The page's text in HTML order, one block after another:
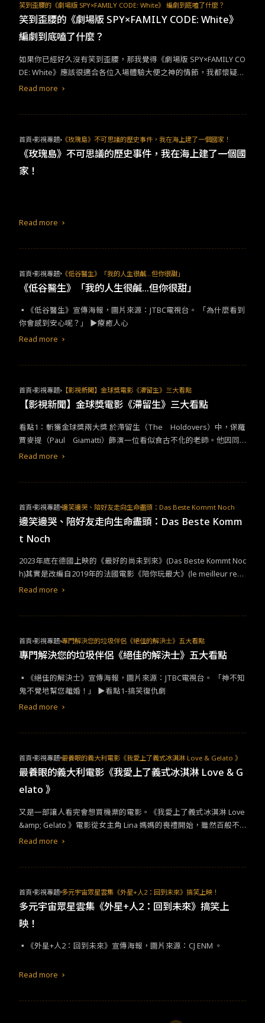
笑到歪腰的《劇場版 SPY×FAMILY CODE: White》 編劇到底嗑了什麼？
笑到歪腰的《劇場版 SPY×FAMILY CODE: White》
編劇到底嗑了什麼？
如果你已經好久沒有笑到歪腰，那我覺得《劇場版 SPY×FAMILY CO
DE: White》應該很適合各位入場體驗大便之神的情節，我都懷疑編
劇到底嗑了什麼，也該給我來一點！ 對於沒有從漫畫與電視劇入門
黃昏是個間諜，假扮太太的約兒則是個超強殺手？被領養的小女兒
安妮亞會讀心術？然後飼養的大狗狗居然〝預測未來〞？&nbsp;光
影版你直接當成全新作品來看待也沒有任何問題，片中有幾大看點
根本對這段情節有著異常執著，因為居然還拍出大便之神這麼離譜
Read more
首頁 影視專題 《玫瑰島》不可思議的歷史事件，我在海上建了一個國家！
《玫瑰島》不可思議的歷史事件，我在海上建了一個國
家！
Read more
首頁 影視專題 《低谷醫生》「我的人生很鹹...但你很甜」
《低谷醫生》「我的人生很鹹...但你很甜」
▪​︎​​《低谷醫生》​​宣傳海報，圖片來源：​JTBC​電視台。​ ​​「為什麼看到
你會感到安心呢？」​ ​​▶療癒人心​
Read more
首頁 影視專題 【影視新聞】金球獎電影《滯留生》三大看點
【影視新聞】金球獎電影《滯留生》三大看點
看點1：斬獲金球獎兩大獎 於滯留生（The Holdovers）中，保羅
賈麥提（Paul Giamatti）飾演一位看似食古不化的老師。他因同
事惡整而被迫在聖誕假期留校，看顧無法返鄉度假的男同學們。在
劇類影片男主角！而本片女配角達芬采蘭杜夫（Da'Vine Joy Ra
ndolph）也不遑多讓，奪下最佳音樂或 喜劇類影片女配角獎。她在
Read more
首頁 影視專題 邊笑邊哭、陪好友走向生命盡頭：Das Beste Kommt Noch
邊笑邊哭、陪好友走向生命盡頭：Das Beste Komm
t Noch
2023年底在德國上映的​《​最好的尚未到來》(Das Beste Kommt Noc
h)其實是改編自2019年的法國電影​《​陪你玩最大》(le meilleur rest
e à venir)。這種生命盡頭類型的作品很多，總是和變老或走向死亡
不敢開車、和太太分居的大學教授。某日，亞瑟把健保卡借給菲利
克斯後，無意中發現菲利克斯身患絕症，只剩下幾個月的生命；但
暗中決定，要好好利用剩下的時間，陪伴自己的好友走完人生的最
後一程。表面上這是個關於死亡的故事，但整個過程幾乎都是用逗
趣的對話和演技來呈現，所以又被視為悲
後，台灣的觀眾對他應該不陌生。但近年來，他因為傳出飲酒後在
片場出現語言和肢體暴力的行為而飽受批評，所以這部電影被視為
影中某些安靜悲傷的時刻，他表現出令人感動的真誠，感人而不俗
氣；在幽默的時刻，他能讓觀眾開懷大笑的同時又跟著思考：​「​如
果我是他，我該怎麼辦? 」這是他的個人風格，也是他忠實影迷最
Read more
首頁 影視專題 專門解決您的垃圾伴侶《絕佳的解決士》五大看點
專門解決您的垃圾伴侶《絕佳的解決士》五大看點
▪︎《絕佳的解決士》宣傳海報，圖片來源：JTBC​電視台。​ ​​「神不知
鬼不覺地幫您離婚！」​ ​​▶看點​1-​搞笑復仇劇​
Read more
首頁 影視專題 最養眼的義大利電影《我愛上了義式冰淇淋 Love & Gelato 》
最養眼的義大利電影《我愛上了義式冰淇淋 Love & G
elato 》
​​又是一部讓人看完會想買機票的電影。《我愛上了義式冰淇淋​ Love
&amp; Gelato ​》電影從女主角​ Lina ​媽媽的喪禮開始，雖然百般不
情願`​​，​​但​ Lina ​為了完成媽媽的遺願，在上大學前的暑假獨自一人
男​​，一部充滿浪漫和冒險​​的旅程正式展開。​ ​​最有趣的是這部以義大
利為名、​​以及​​主要拍攝地的電影，改編自美國暢銷書​ Love &amp; G
女作​​。​​我想也是因為​​這個原因，​​整部電影風格​​給人一種​​「美式異國
浪漫」​​的感覺​​，主角們的三角關係、女主角和父親、女主角和閨
馬和佛羅倫斯的美，各式各樣的義大利美食，壯觀宏偉的羅馬競技
Read more
首頁 影視專題 多元宇宙眾星雲集《外星+人2：回到未來》搞笑上映！
多元宇宙眾星雲集《外星+人2：回到未來》搞笑上
映！
▪︎《外星+​人​2​：回到未來》宣傳海報，圖片來源：​CJ ENM ​。​
Read more